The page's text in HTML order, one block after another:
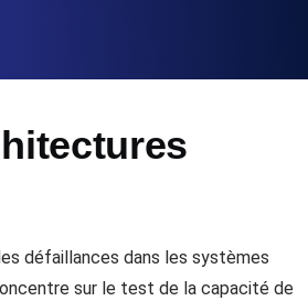
MCP
défaillances dans les systèmes
sur le test de la capacité de